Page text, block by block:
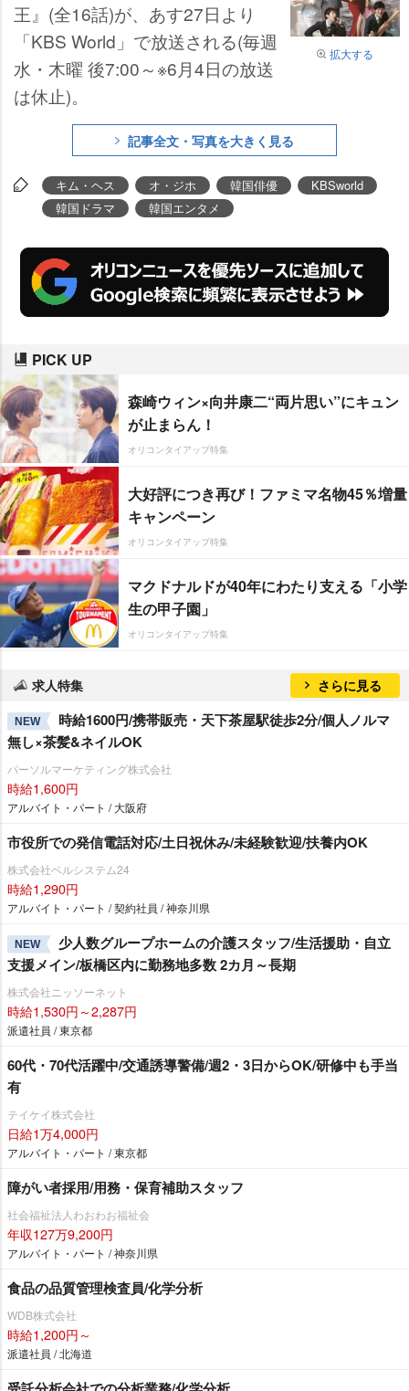
拡大する
王』(全16話)が、あす27日より
「KBS World」で放送される(毎週
水・木曜 後7:00～※6月4日の放送
は休止)。
記事全文・写真を大きく見る
キム・ヘス オ・ジホ 韓国俳優
KBSworld
韓国ドラマ
韓国エンタメ
PICK UP
森崎ウィン×向井康二“両片思い”にキュン
が止まらん！
オリコンタイアップ特集
大好評につき再び！ファミマ名物45％増量
キャンペーン
オリコンタイアップ特集
マクドナルドが40年にわたり支える「小学
生の甲子園」
オリコンタイアップ特集
求人特集 さらに見る
NEW
時給1600円/携帯販売・天下茶屋駅徒歩2分/個人ノルマ
無し×茶髪&ネイルOK
パーソルマーケティング株式会社
時給1,600円
アルバイト・パート / 大阪府
市役所での発信電話対応/土日祝休み/未経験歓迎/扶養内OK
株式会社ベルシステム24
時給1,290円
アルバイト・パート / 契約社員 / 神奈川県
NEW
少人数グループホームの介護スタッフ/生活援助・自立
支援メイン/板橋区内に勤務地多数 2カ月～長期
株式会社ニッソーネット
時給1,530円～2,287円
派遣社員 / 東京都
60代・70代活躍中/交通誘導警備/週2・3日からOK/研修中も手当
有
テイケイ株式会社
日給1万4,000円
アルバイト・パート / 東京都
障がい者採用/用務・保育補助スタッフ
社会福祉法人わおわお福祉会
年収127万9,200円
アルバイト・パート / 神奈川県
食品の品質管理検査員/化学分析
WDB株式会社
時給1,200円～
派遣社員 / 北海道